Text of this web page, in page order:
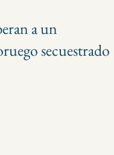
a un
secuestrado
5 estrellas.